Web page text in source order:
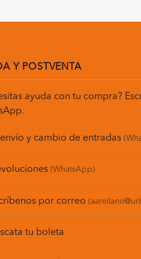
Y POSTVENTA
ayuda con tu compra?
y cambio de entradas
(WhatsApp)
por correo
tu boleta